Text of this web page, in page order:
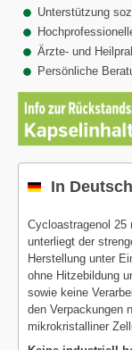
Unterstützung
Ärzte- und
Persönliche
In
Cycloastragenol 25
unterliegt der
Herstellung unter
ohne Hitzebildung
sowie keine
den Verpackungen
mikrokristalliner